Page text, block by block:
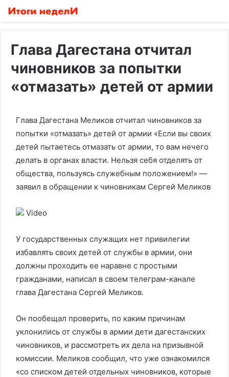
Глава Дагестана отчитал
чиновников за попытки
«отмазать» детей от армии
Глава Дагестана Меликов отчитал чиновников за
попытки «отмазать» детей от армии «Если вы своих
детей пытаетесь отмазать от армии, то вам нечего
делать в органах власти. Нельзя себя отделять от
общества, пользуясь служебным положением!» —
заявил в обращении к чиновникам Сергей Меликов
Video
У государственных служащих нет привилегии
избавлять своих детей от службы в армии, они
должны проходить ее наравне с простыми
гражданами, написал в своем телеграм-канале
глава Дагестана Сергей Меликов.
Он пообещал проверить, по каким причинам
уклонились от службы в армии дети дагестанских
чиновников, и рассмотреть их дела на призывной
комиссии. Меликов сообщил, что уже ознакомился
«со списком детей отдельных чиновников, которые